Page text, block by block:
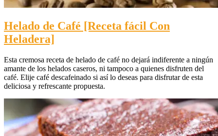
Helado de Café [Receta fácil Con
Heladera]
Esta cremosa receta de helado de café no dejará indiferente a ningún
amante de los helados caseros, ni tampoco a quienes disfruten del
café. Elije café descafeinado si así lo deseas para disfrutar de esta
deliciosa y refrescante propuesta.